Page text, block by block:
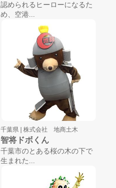
認められるヒーローになるた
め、空港...
千葉県 | 株式会社 地商土木
智将ドボくん
千葉市のとある桜の木の下で
生まれた...